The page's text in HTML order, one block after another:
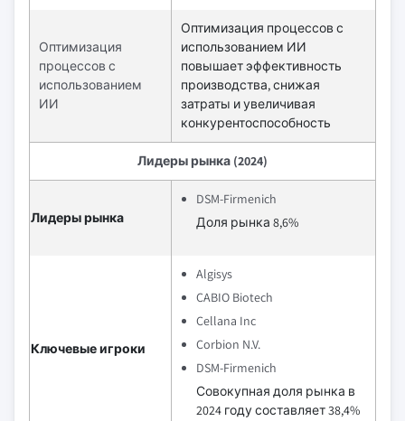
Оптимизация
процессов с
использованием
ИИ
Оптимизация процессов с
использованием ИИ
повышает эффективность
производства, снижая
затраты и увеличивая
конкурентоспособность
Лидеры рынка (2024)
Лидеры рынка
DSM-Firmenich
Доля рынка 8,6%
Ключевые игроки
Algisys
CABIO Biotech
Cellana Inc
Corbion N.V.
DSM-Firmenich
Совокупная доля рынка в
2024 году составляет 38,4%